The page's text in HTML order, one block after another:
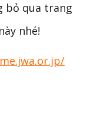
bỏ qua trang
nhé!